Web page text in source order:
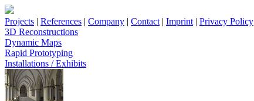
Projects | References | Company | Contact | Imprint | Privacy Policy
3D Reconstructions
Dynamic Maps
Rapid Prototyping
Installations / Exhibits